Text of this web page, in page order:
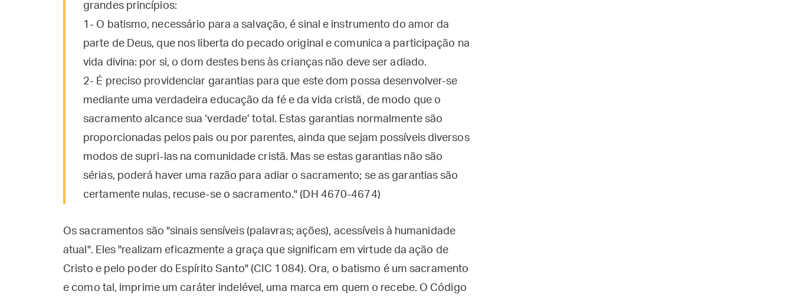
grandes princípios:
1- O batismo, necessário para a salvação, é sinal e instrumento do amor da
parte de Deus, que nos liberta do pecado original e comunica a participação na
vida divina: por si, o dom destes bens às crianças não deve ser adiado.
2- É preciso providenciar garantias para que este dom possa desenvolver-se
mediante uma verdadeira educação da fé e da vida cristã, de modo que o
sacramento alcance sua ‘verdade’ total. Estas garantias normalmente são
proporcionadas pelos pais ou por parentes, ainda que sejam possíveis diversos
modos de supri-las na comunidade cristã. Mas se estas garantias não são
sérias, poderá haver uma razão para adiar o sacramento; se as garantias são
certamente nulas, recuse-se o sacramento." (DH 4670-4674)
Os sacramentos são "sinais sensíveis (palavras; ações), acessíveis à humanidade
atual". Eles "realizam eficazmente a graça que significam em virtude da ação de
Cristo e pelo poder do Espírito Santo" (CIC 1084). Ora, o batismo é um sacramento
e como tal, imprime um caráter indelével, uma marca em quem o recebe. O Código